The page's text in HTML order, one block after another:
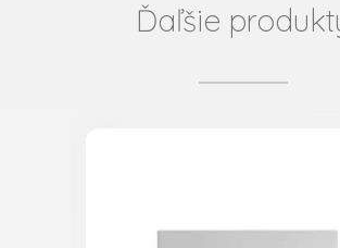
Ďaľšie